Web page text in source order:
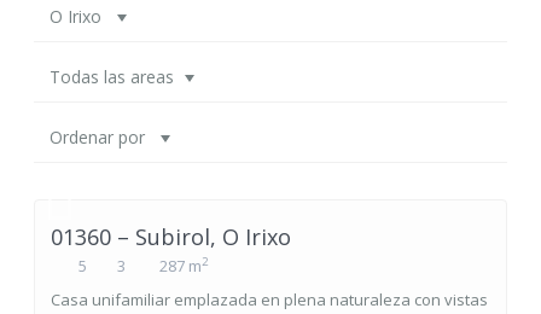
O Irixo
Todas las areas
Ordenar por
01360 – Subirol, O Irixo
5 3 287 m2
Casa unifamiliar emplazada en plena naturaleza con vistas